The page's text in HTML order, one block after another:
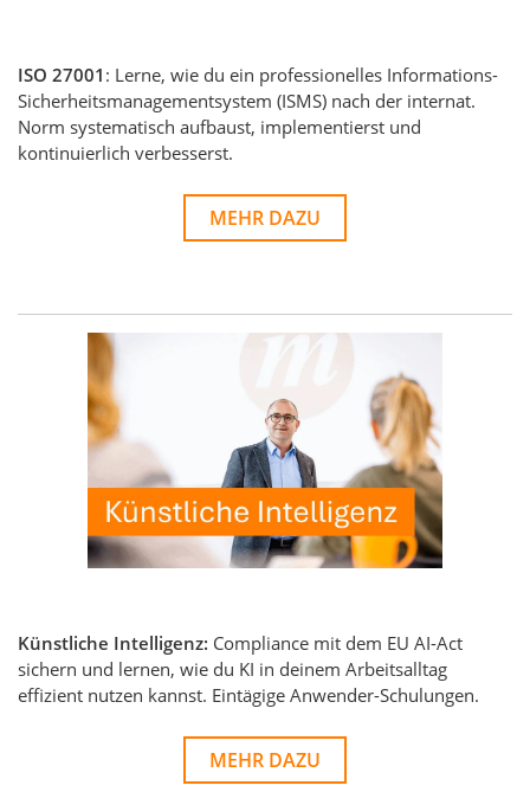
ISO 27001 : Lerne, wie du ein professionelles Informations-
Sicherheitsmanagementsystem (ISMS) nach der internat.
Norm systematisch aufbaust, implementierst und
kontinuierlich verbesserst.
MEHR DAZU
Künstliche Intelligenz: Compliance mit dem EU AI-Act
sichern und lernen, wie du KI in deinem Arbeitsalltag
effizient nutzen kannst. Eintägige Anwender-Schulungen.
MEHR DAZU